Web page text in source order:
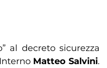
al decreto sicurezza
Matteo Salvini.